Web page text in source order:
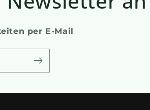
per E-Mail